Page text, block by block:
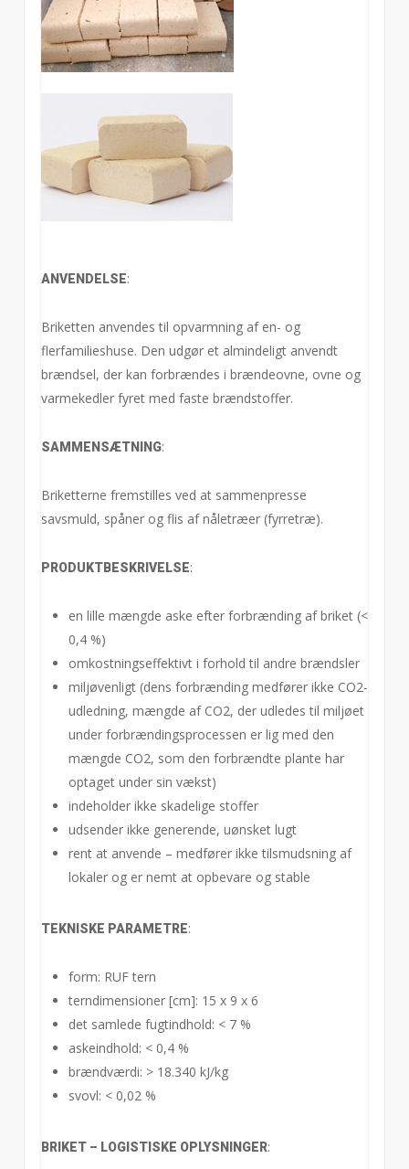
ANVENDELSE:
Briketten anvendes til opvarmning af en- og
flerfamilieshuse. Den udgør et almindeligt anvendt
brændsel, der kan forbrændes i brændeovne, ovne og
varmekedler fyret med faste brændstoffer.
SAMMENSÆTNING:
Briketterne fremstilles ved at sammenpresse
savsmuld, spåner og flis af nåletræer (fyrretræ).
PRODUKTBESKRIVELSE:
en lille mængde aske efter forbrænding af briket (<
0,4 %)
omkostningseffektivt i forhold til andre brændsler
miljøvenligt (dens forbrænding medfører ikke CO2-
udledning, mængde af CO2, der udledes til miljøet
under forbrændingsprocessen er lig med den
mængde CO2, som den forbrændte plante har
optaget under sin vækst)
indeholder ikke skadelige stoffer
udsender ikke generende, uønsket lugt
rent at anvende – medfører ikke tilsmudsning af
lokaler og er nemt at opbevare og stable
TEKNISKE PARAMETRE:
form: RUF tern
terndimensioner [cm]: 15 x 9 x 6
det samlede fugtindhold: < 7 %
askeindhold: < 0,4 %
brændværdi: > 18.340 kJ/kg
svovl: < 0,02 %
BRIKET – LOGISTISKE OPLYSNINGER: